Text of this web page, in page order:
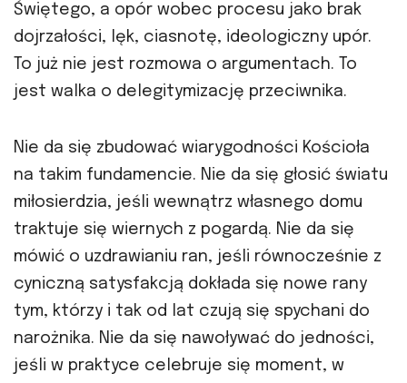
Świętego, a opór wobec procesu jako brak
dojrzałości, lęk, ciasnotę, ideologiczny upór.
To już nie jest rozmowa o argumentach. To
jest walka o delegitymizację przeciwnika.
Nie da się zbudować wiarygodności Kościoła
na takim fundamencie. Nie da się głosić światu
miłosierdzia, jeśli wewnątrz własnego domu
traktuje się wiernych z pogardą. Nie da się
mówić o uzdrawianiu ran, jeśli równocześnie z
cyniczną satysfakcją dokłada się nowe rany
tym, którzy i tak od lat czują się spychani do
narożnika. Nie da się nawoływać do jedności,
jeśli w praktyce celebruje się moment, w